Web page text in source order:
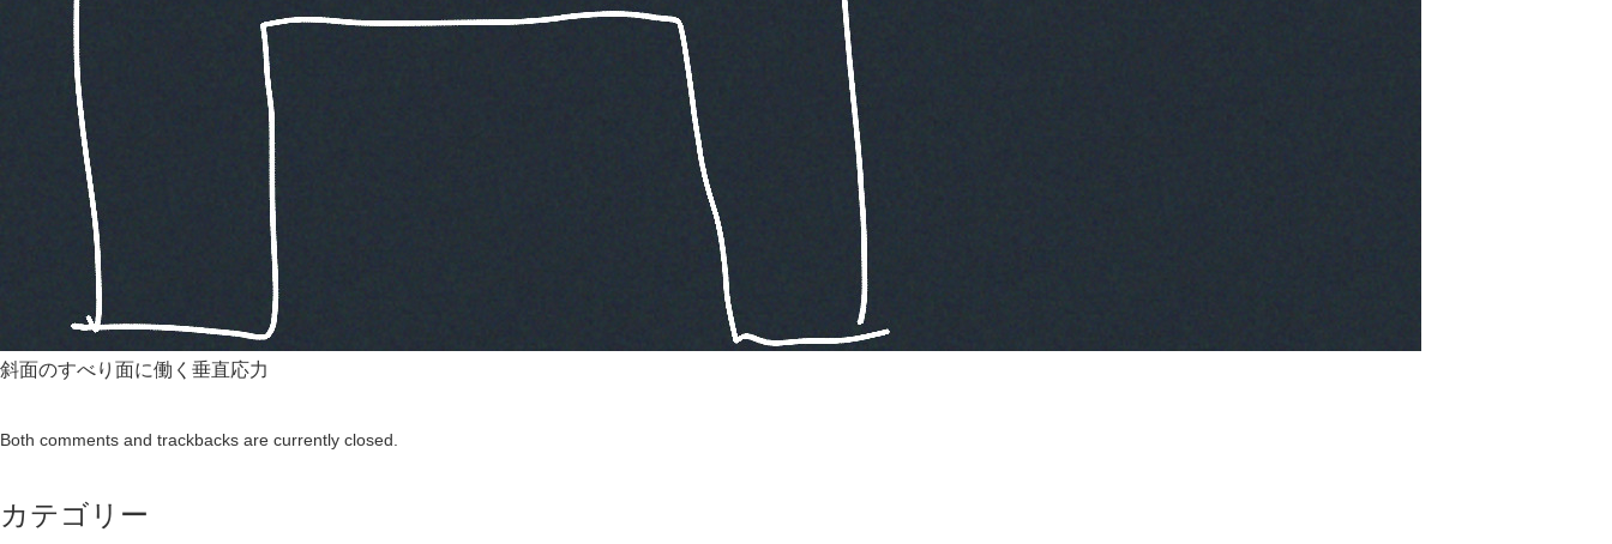
斜面のすべり面に働く垂直応力
Both comments and trackbacks are currently closed.
カテゴリー